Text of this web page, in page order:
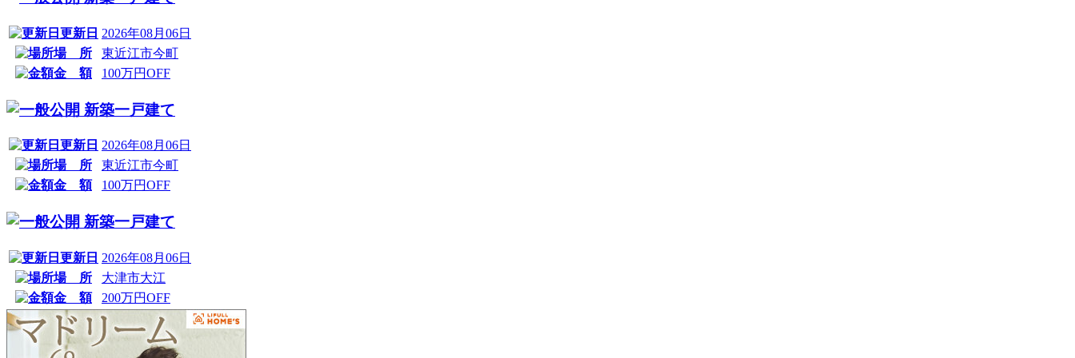
更新日 2026年08月06日
場 所
東近江市今町
金 額
100万円OFF
新築一戸建て
更新日 2026年08月06日
場 所
東近江市今町
金 額
100万円OFF
新築一戸建て
更新日 2026年08月06日
場 所
大津市大江
金 額
200万円OFF